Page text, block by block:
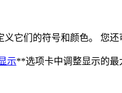
它们的符号和颜色。 您
示**选项卡中调整显示的最